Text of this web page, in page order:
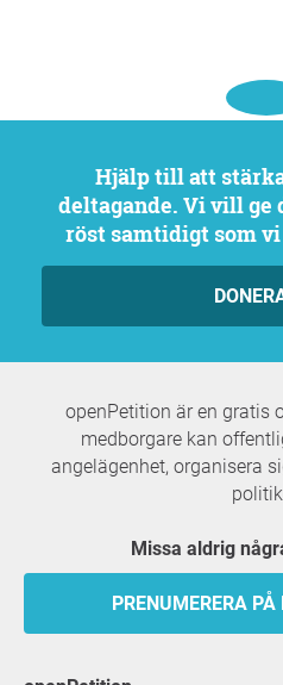
Hjälp till att stärka medborgarnas
deltagande. Vi vill ge
röst samtidigt som
openPetition är en gratis
medborgare kan
angelägenhet, organisera
Missa aldrig
PRENUMERERA